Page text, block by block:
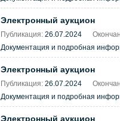
Электронный аукцион
Публикация: 26.07.2024
Документация и подробная
Электронный аукцион
Публикация: 26.07.2024
Документация и подробная
Электронный аукцион